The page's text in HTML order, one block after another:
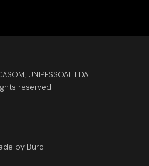
UNIPESSOAL LDA
reserved
by Büro